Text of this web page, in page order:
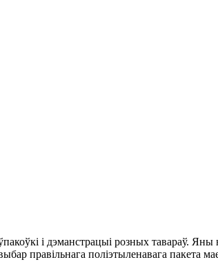
і дэманстрацыі розных тавараў. Яны
правільнага поліэтыленавага пакета